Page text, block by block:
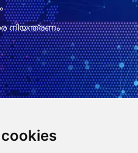
നിയന്ത്രണം